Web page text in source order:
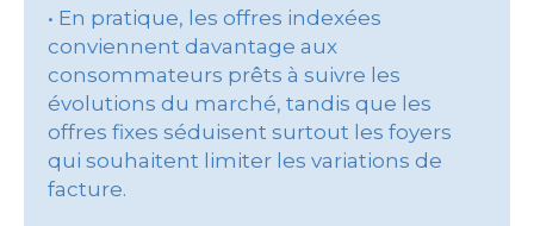
• En pratique, les offres indexées
conviennent davantage aux
consommateurs prêts à suivre les
évolutions du marché, tandis que les
offres fixes séduisent surtout les foyers
qui souhaitent limiter les variations de
facture.